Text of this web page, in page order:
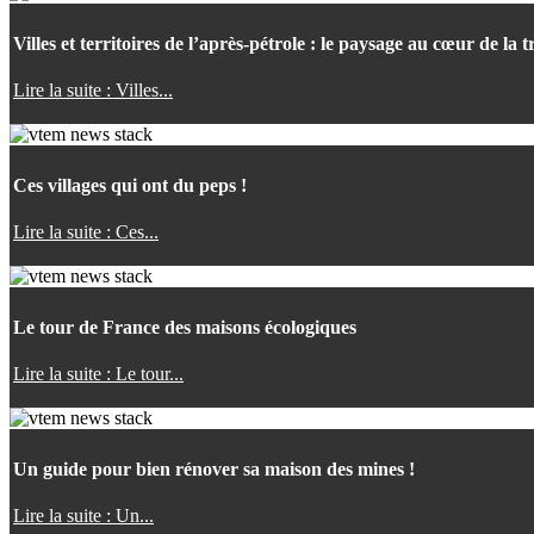
Villes et territoires de l’après-pétrole : le paysage au cœur de la
Lire la suite : Villes...
Ces villages qui ont du peps !
Lire la suite : Ces...
Le tour de France des maisons écologiques
Lire la suite : Le tour...
Un guide pour bien rénover sa maison des mines !
Lire la suite : Un...